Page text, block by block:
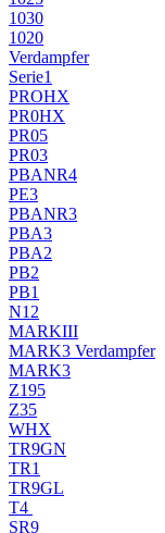
1030
1020
Verdampfer
Serie1
PROHX
PR0HX
PR05
PR03
PBANR4
PE3
PBANR3
PBA3
PBA2
PB2
PB1
N12
MARKIII
MARK3 Verdampfer
MARK3
Z195
Z35
WHX
TR9GN
TR1
TR9GL
T4
SR9